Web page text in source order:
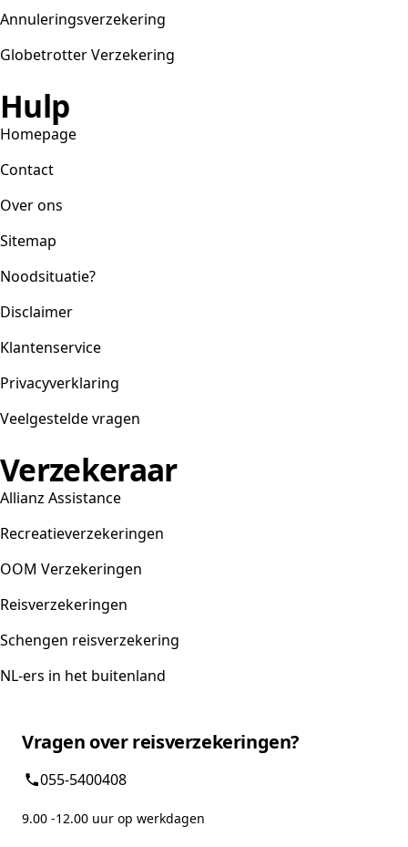
Annuleringsverzekering
Globetrotter Verzekering
Hulp
Homepage
Contact
Over ons
Sitemap
Noodsituatie?
Disclaimer
Klantenservice
Privacyverklaring
Veelgestelde vragen
Verzekeraar
Allianz Assistance
Recreatieverzekeringen
OOM Verzekeringen
Reisverzekeringen
Schengen reisverzekering
NL-ers in het buitenland
Vragen over reisverzekeringen?
055-5400408
9.00 -12.00 uur op werkdagen